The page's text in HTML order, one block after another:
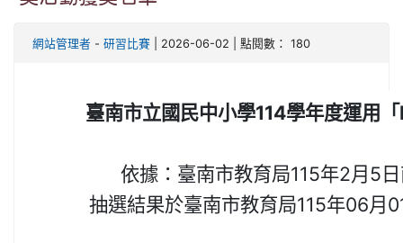
網站管理者 - 研習比賽 | 2026-06-02 | 點閱數： 180
臺南市立國民中小學114學年度運用
依據：臺南市教育局115年2月5
抽選結果於臺南市教育局115年06月